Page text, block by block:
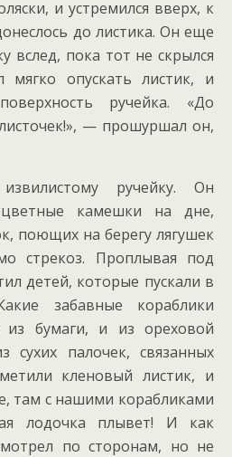
и устремился вверх, к
до листика. Он еще
вслед, пока тот не скрылся
мягко опускать листик, и
ручейка. «До
— прошуршал он,
ручейку. Он
камешки на дне,
поющих на берегу лягушек
стрекоз. Проплывая под
детей, которые пускали в
забавные кораблики
бумаги, и из ореховой
палочек, связанных
кленовый листик, и
там с нашими корабликами
лодочка плывет! И как
по сторонам, но не